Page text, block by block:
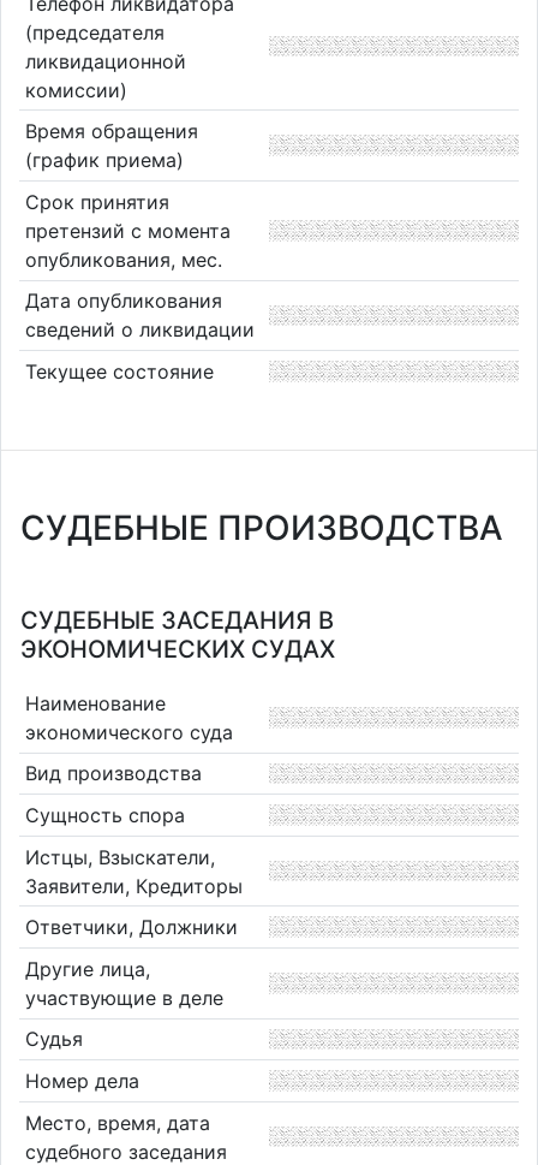
(председателя
ликвидационной
комиссии)
Время обращения
(график приема)
Срок принятия
претензий с момента
опубликования, мес.
Дата опубликования
сведений о ликвидации
Текущее состояние
СУДЕБНЫЕ ПРОИЗВОДСТВА
СУДЕБНЫЕ ЗАСЕДАНИЯ В
ЭКОНОМИЧЕСКИХ СУДАХ
Наименование
экономического суда
Вид производства
Сущность спора
Истцы, Взыскатели,
Заявители, Кредиторы
Ответчики, Должники
Другие лица,
участвующие в деле
Судья
Номер дела
Место, время, дата
судебного заседания